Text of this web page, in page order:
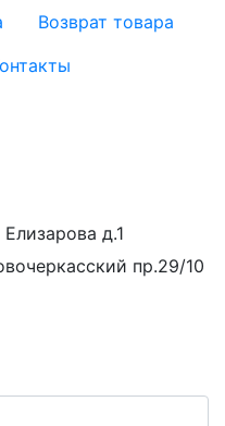
Возврат товара
д.1
пр.29/10